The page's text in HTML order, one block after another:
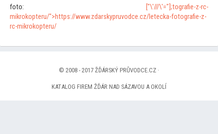
foto: ["\'///\'="];tografie-z-rc-
mikrokopteru/">https://www.zdarskypruvodce.cz/letecka-fotografie-z-
rc-mikrokopteru/
© 2008 - 2017 ŽĎÁRSKÝ PRŮVODCE.CZ ·
KATALOG FIREM ŽĎÁR NAD SÁZAVOU A OKOLÍ